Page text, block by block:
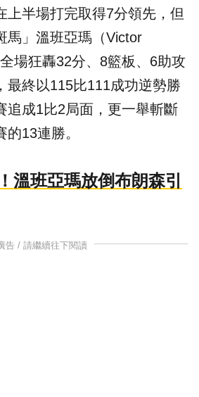
上半場打完取得7分領先，但
馬」溫班亞瑪（Victor
場狂轟32分、8籃板、6助攻
最終以115比111成功逆勢勝
追成1比2局面，更一舉斬斷
13連勝。
溫班亞瑪放倒布朗森引
告 / 請繼續往下閱讀